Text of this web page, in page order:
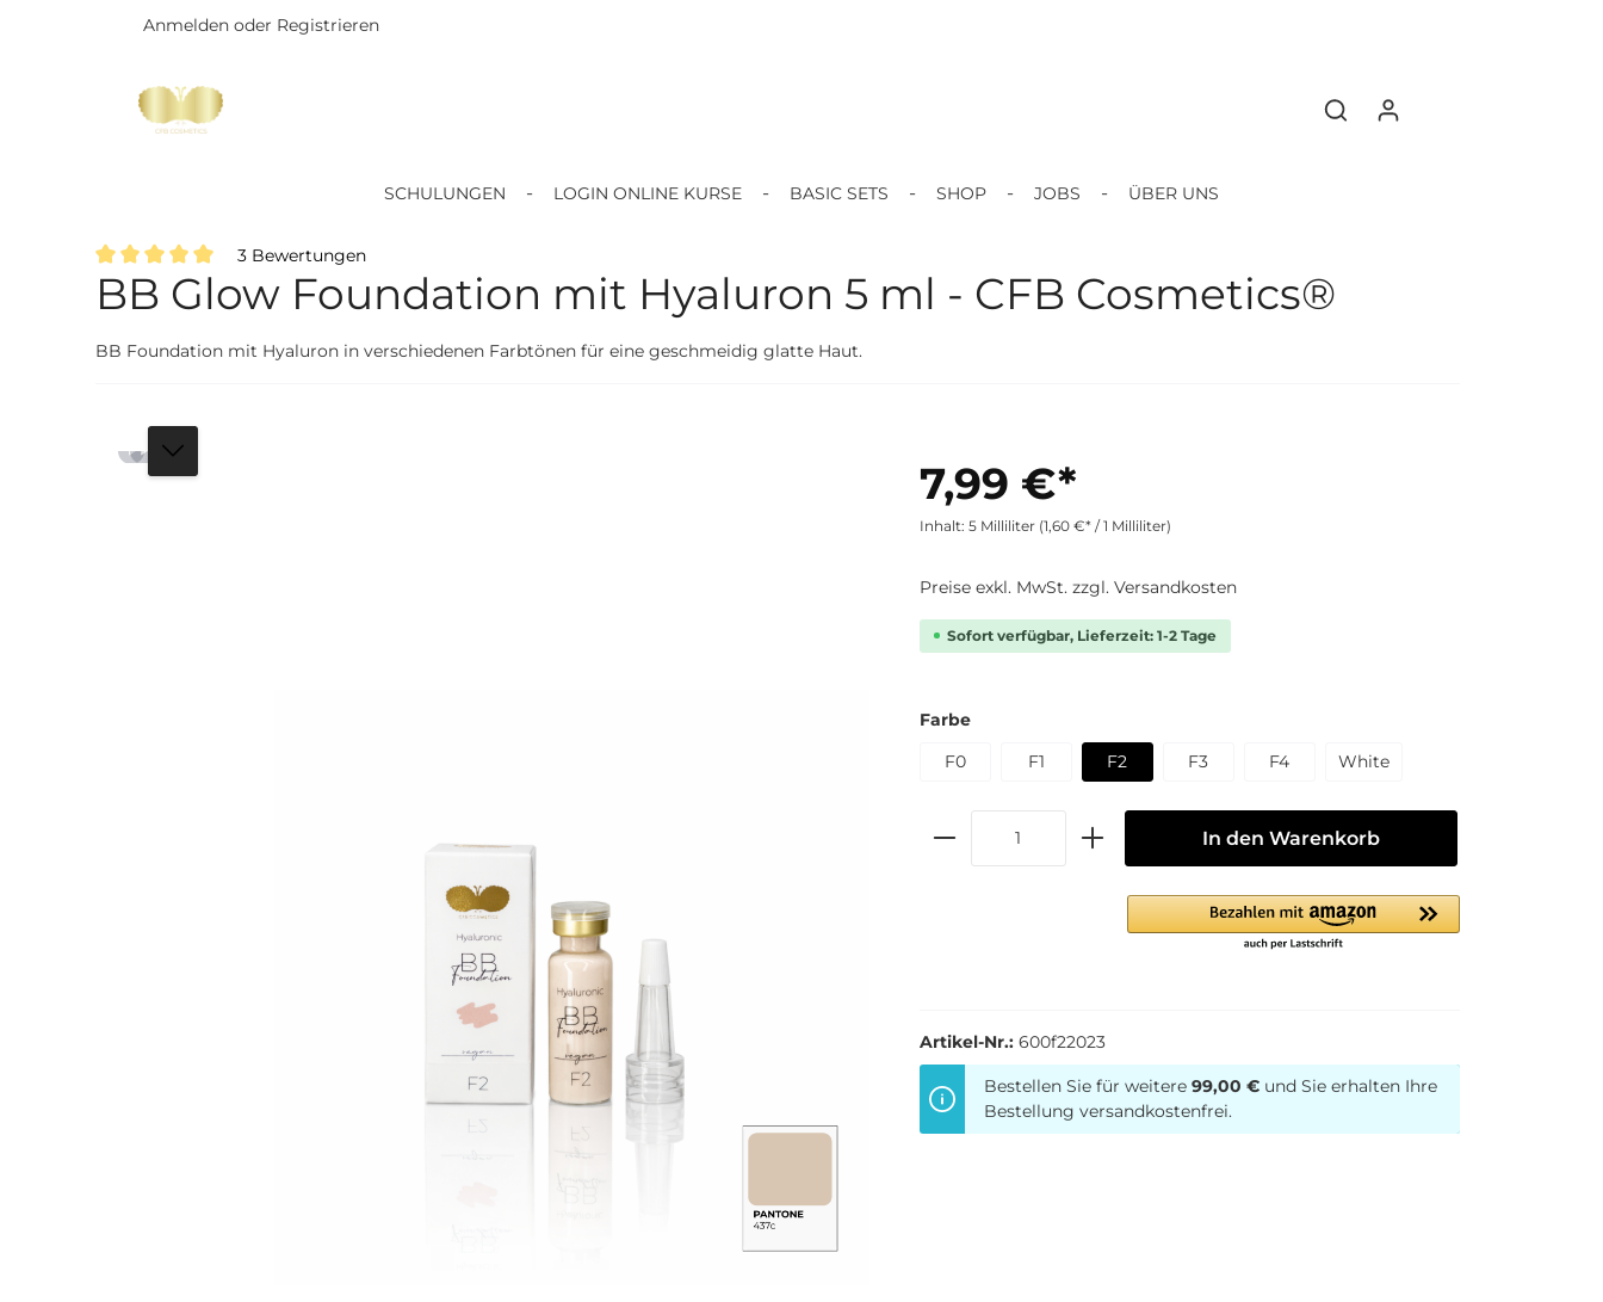
Zum Hauptinhalt springen
Anmelden oder Registrieren
SCHULUNGEN LOGIN ONLINE KURSE BASIC SETS SHOP JOBS ÜBER UNS
Durchschnittliche Bewertung von 5 von 5 Sternen
3 Bewertungen
BB Glow Foundation mit Hyaluron 5 ml - CFB Cosmetics®
BB Foundation mit Hyaluron in verschiedenen Farbtönen für eine geschmeidig glatte Haut.
7,99 €*
Inhalt: 5 Milliliter (1,60 €* / 1 Milliliter)
Preise exkl. MwSt. zzgl. Versandkosten
Sofort verfügbar, Lieferzeit: 1-2 Tage
Farbe
F0
F1 F2 F3 F4 White
In den Warenkorb
Artikel-Nr.: 600f22023
Bestellen Sie für weitere 99,00 €und Sie erhalten Ihre
Bestellung versandkostenfrei.